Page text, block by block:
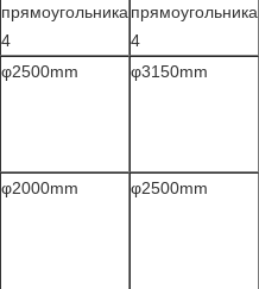
прямоугольника
4
прямоугольника
4
φ2500mm φ3150mm
φ2000mm φ2500mm